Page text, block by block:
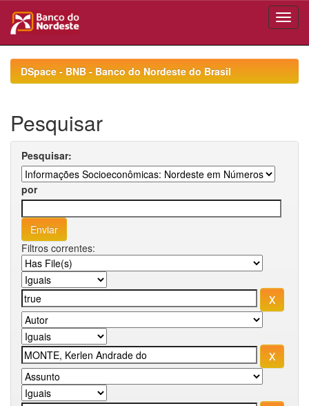
navigationDSpace - BNB - Banco do Nordeste do Brasil
Pesquisar
Pesquisar:
por
Filtros correntes: